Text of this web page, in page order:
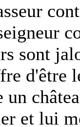
sont
d'être
et lui